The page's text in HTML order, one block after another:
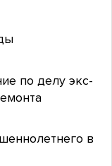
по делу экс-
в